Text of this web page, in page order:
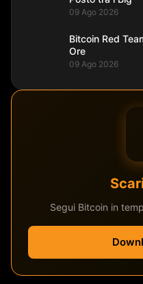
09 Ago 2026
Bitcoin Red
Ore
09 Ago 2026
Segui Bitcoin in